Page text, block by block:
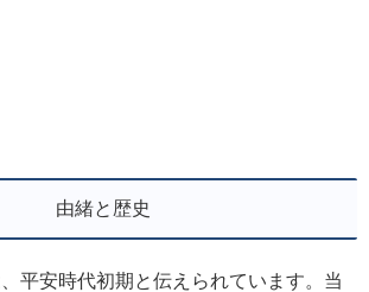
由緒と歴史
平安時代初期と伝えられています。当